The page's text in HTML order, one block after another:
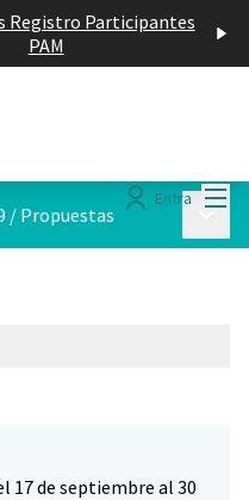
Registro Participantes
PAM
Entra
/ Propuestas
17 de septiembre al 30